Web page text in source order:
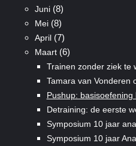
Juni(8)
Mei(8)
April(7)
Maart(6)
Trainen zonder ziek te
Tamara van Vonderen
Pushup: basisoefening
Detraining: de eerste
Symposium 10 jaar
Symposium 10 jaar